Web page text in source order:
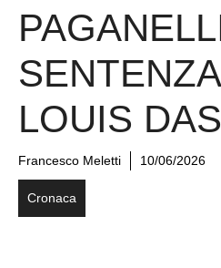
LOUIS
Francesco Meletti 10/06/2026
Cronaca